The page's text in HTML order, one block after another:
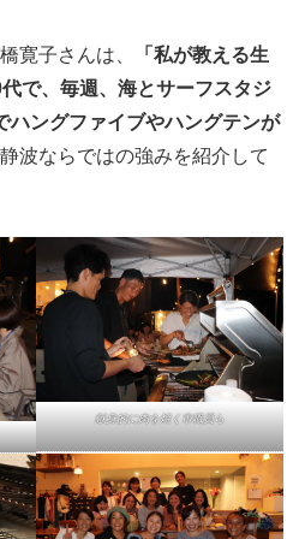
寛子さんは、
「私が教える生
で、毎週、海とサーフスタジ
ハングファイブやハングテンが
波ならではの強みを紹介して
献身的に肉を焼く市職員ら